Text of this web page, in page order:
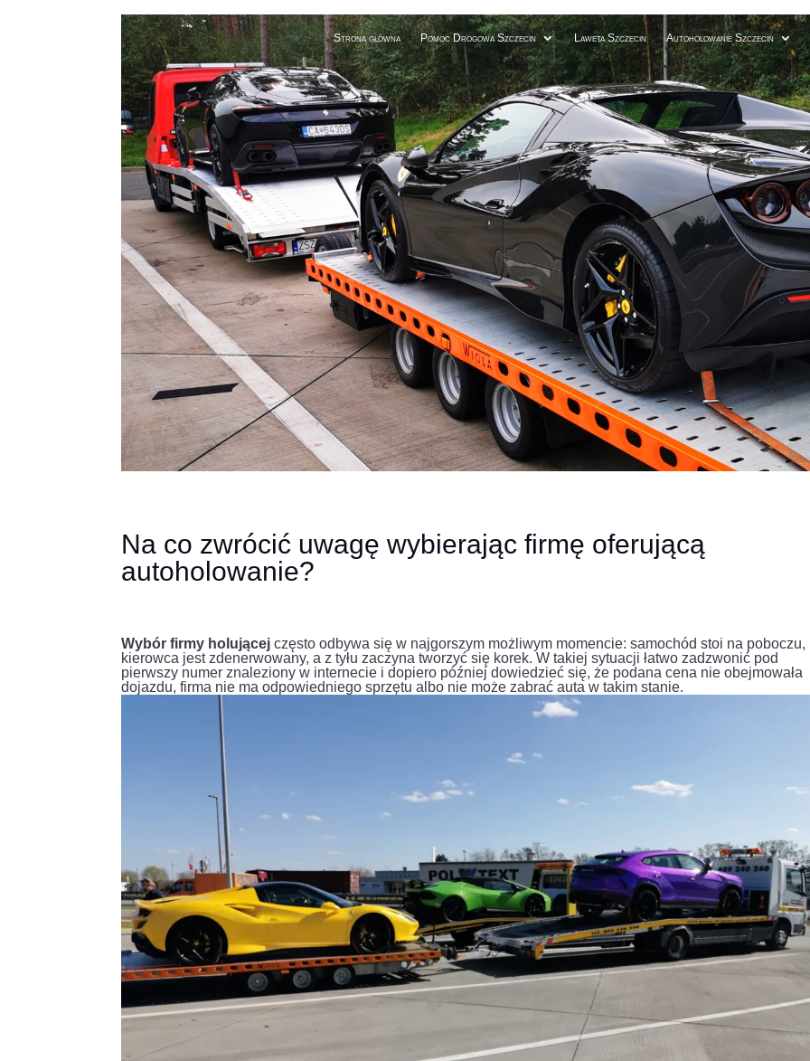
Strona główna Pomoc Drogowa Szczecin Laweta Szczecin Autoholowanie Szczecin
Na co zwrócić uwagę wybierając firmę oferującą
autoholowanie?
Wybór firmy holującej często odbywa się w najgorszym możliwym momencie: samochód stoi na poboczu,
kierowca jest zdenerwowany, a z tyłu zaczyna tworzyć się korek. W takiej sytuacji łatwo zadzwonić pod
pierwszy numer znaleziony w internecie i dopiero później dowiedzieć się, że podana cena nie obejmowała
dojazdu, firma nie ma odpowiedniego sprzętu albo nie może zabrać auta w takim stanie.